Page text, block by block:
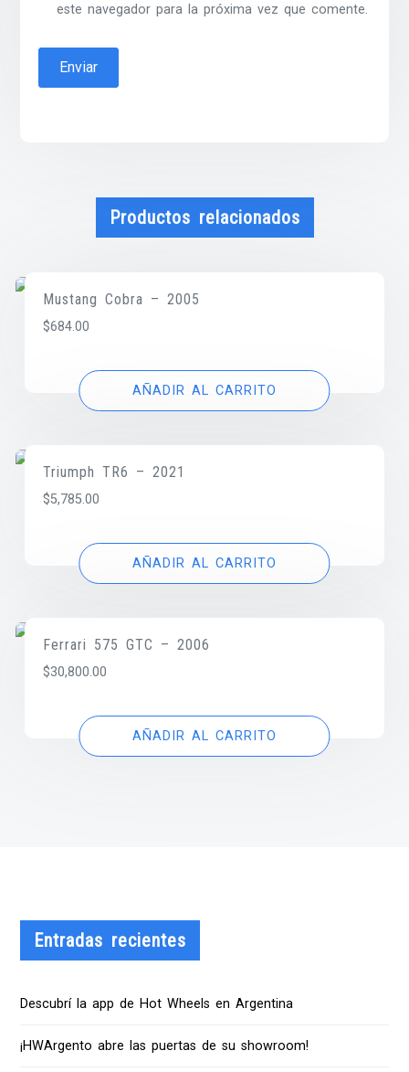
este navegador para la próxima vez que comente.
Productos relacionados
Mustang Cobra – 2005
$684.00
AÑADIR AL CARRITO
Triumph TR6 – 2021
$5,785.00
AÑADIR AL CARRITO
Ferrari 575 GTC – 2006
$30,800.00
AÑADIR AL CARRITO
Entradas recientes
Descubrí la app de Hot Wheels en Argentina
¡HWArgento abre las puertas de su showroom!